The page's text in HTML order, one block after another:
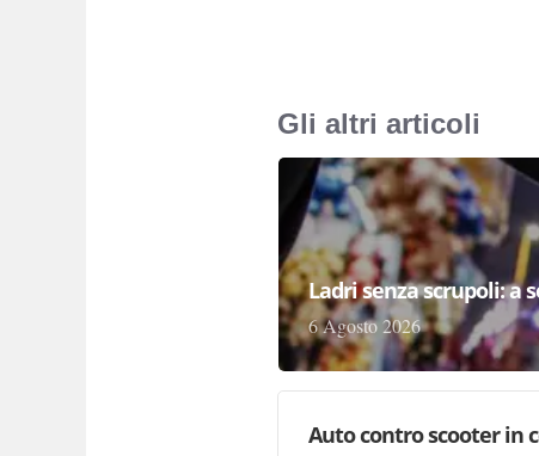
Gli altri articoli
Ladri senza scrupoli: a
6 Agosto 2026
Auto contro scooter in